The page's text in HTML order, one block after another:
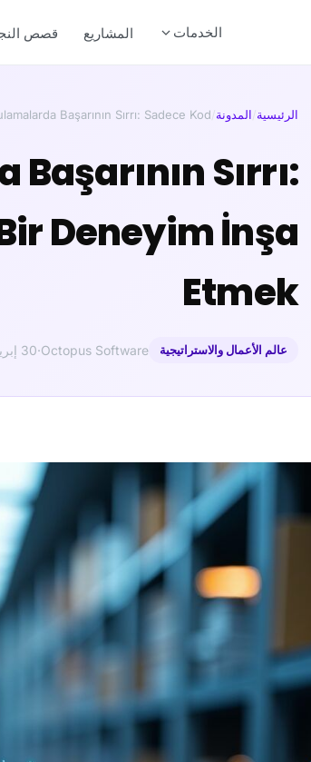
الخدمات المشاريع قصص
الرئيسية/المدونة/
Başarının Sırrı: Sadece Kod …
Sırrı:
Deneyim İnşa
Etmek
عالم الأعمال والاستراتيجية Octopus Software
·30 إبريل 2026